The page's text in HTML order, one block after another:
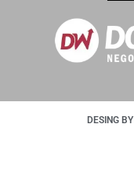
DESING BY